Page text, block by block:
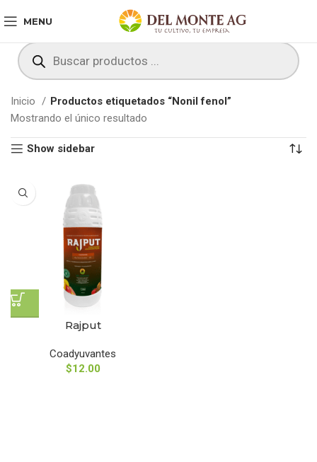
MENU
Inicio
Productos etiquetados “Nonil fenol”
Mostrando el único resultado
Show sidebar
Rajput
Coadyuvantes
$12.00